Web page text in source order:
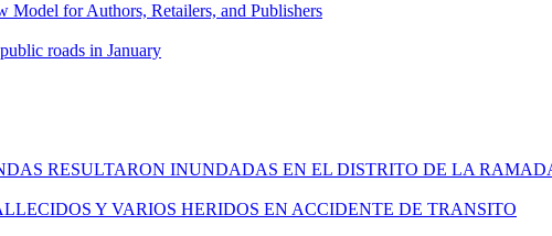
Model for Authors, Retailers, and Publishers
roads in January
RESULTARON INUNDADAS EN EL DISTRITO DE LA
Y VARIOS HERIDOS EN ACCIDENTE DE TRANSITO